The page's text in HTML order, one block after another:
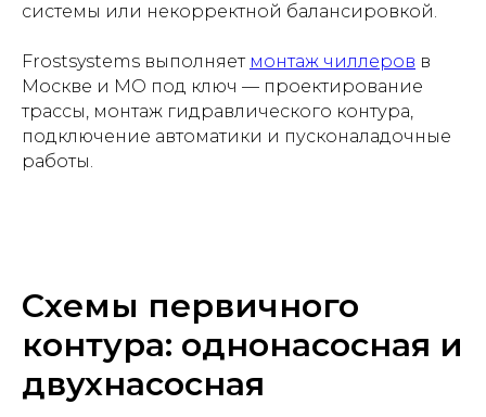
системы или некорректной балансировкой.
Frostsystems выполняет монтаж чиллеров в
Москве и МО под ключ — проектирование
трассы, монтаж гидравлического контура,
подключение автоматики и пусконаладочные
работы.
Схемы первичного
контура: однонасосная и
двухнасосная